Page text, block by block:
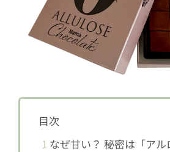
目次
1 なぜ甘い？ 秘密は「アル